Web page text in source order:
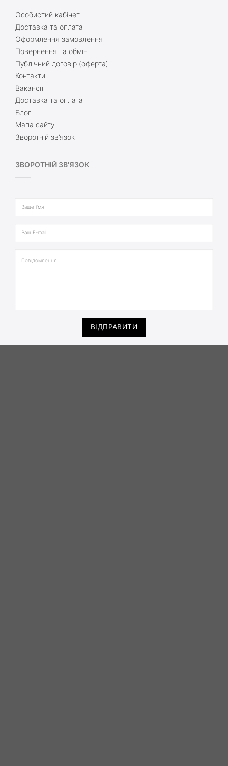
Особистий кабінет
Доставка та оплата
Оформлення замовлення
Повернення та обмін
Публічний договір (оферта)
Контакти
Вакансії
Доставка та оплата
Блог
Мапа сайту
Зворотній зв’язок
ЗВОРОТНІЙ ЗВ'ЯЗОК
ВІДПРАВИТИ